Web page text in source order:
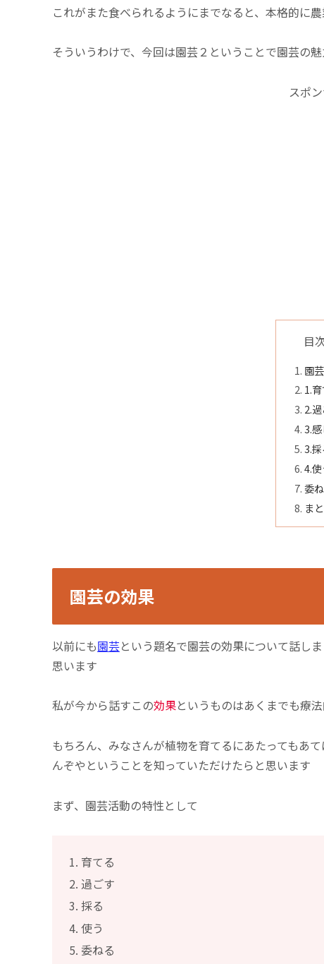
これがまた食べられるようにまでなると、本格的に
そういうわけで、今回は園芸２ということで園芸の
スポ
目
園
1.
2.
3.
3.採
4.使
委
ま
園芸の効果
以前にも園芸という題名で園芸の効果について話し
思います
私が今から話すこの効果というものはあくまでも療
もちろん、みなさんが植物を育てるにあたってもあ
んぞやということを知っていただけたらと思います
まず、園芸活動の特性として
育てる
過ごす
採る
使う
委ねる